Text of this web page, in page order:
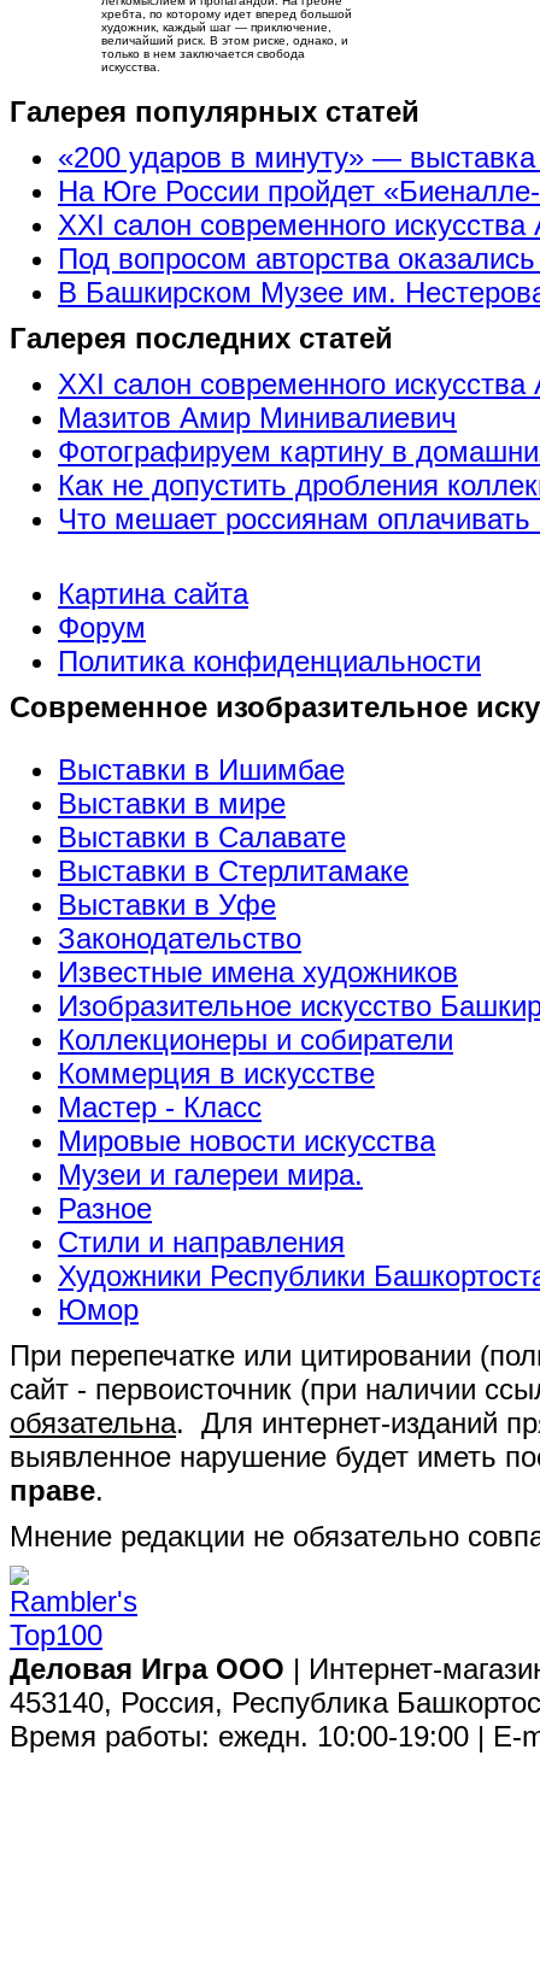
хребта, по которому идет вперед большой
художник, каждый шаг — приключение,
величайший риск. В этом риске, однако, и
только в нем заключается свобода
искусства.
Галерея популярных статей
«200 ударов в минуту» —
На Юге России пройдет
XXI салон современного искусства
Под вопросом авторства
В Башкирском Музее им.
Галерея последних статей
XXI салон современного искусства
Мазитов Амир Минивалиевич
Фотографируем картину в
Как не допустить дробления
Что мешает россиянам
Картина сайта
Форум
Политика конфиденциальности
Современное изобразительное
Выставки в Ишимбае
Выставки в мире
Выставки в Салавате
Выставки в Стерлитамаке
Выставки в Уфе
Законодательство
Известные имена художников
Изобразительное искусство
Коллекционеры и собиратели
Коммерция в искусстве
Мастер - Класс
Мировые новости искусства
Музеи и галереи мира.
Разное
Стили и направления
Художники Республики
Юмор
При перепечатке или цитировании
сайт - первоисточник (при наличии
обязательна. Для интернет-изданий
выявленное нарушение будет иметь
праве.
Мнение редакции не обязательно
Деловая Игра ООО | Интернет-
453140, Россия, Республика
Время работы: ежедн. 10:00-19:00 | E-